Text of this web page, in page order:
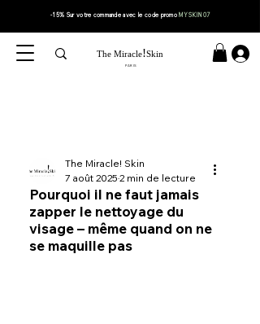
-15% Sur votrecommandeavec le code promoMYSKIN07
The Miracle!Skin
PARIS
Pourquoi il ne faut jamais
zapper le nettoyage du
visage – même quand on ne
se maquille pas
The Miracle! Skin
7 août 2025 2 min de lecture